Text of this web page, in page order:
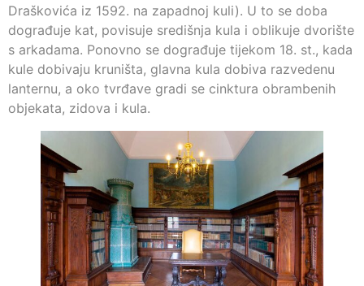
Draškovića iz 1592. na zapadnoj kuli). U to se doba
dograđuje kat, povisuje središnja kula i oblikuje dvorište
s arkadama. Ponovno se dograđuje tijekom 18. st., kada
kule dobivaju kruništa, glavna kula dobiva razvedenu
lanternu, a oko tvrđave gradi se cinktura obrambenih
objekata, zidova i kula.